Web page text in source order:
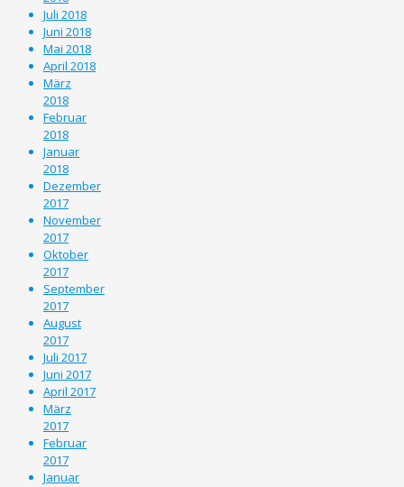
Juli 2018
Juni 2018
Mai 2018
April 2018
März
2018
Februar
2018
Januar
2018
Dezember
2017
November
2017
Oktober
2017
September
2017
August
2017
Juli 2017
Juni 2017
April 2017
März
2017
Februar
2017
Januar